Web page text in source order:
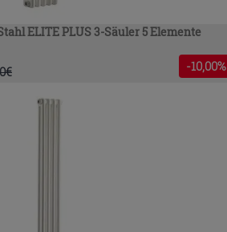
ELITE PLUS 3-Säuler 5 Elemente
€ -10,00%